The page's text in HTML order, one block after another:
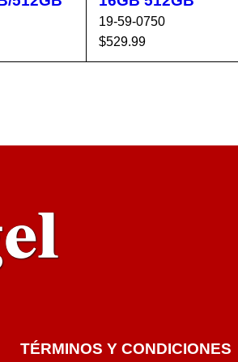
VISTA
19-59-0750
$529.99
AÑADIR AL CA
VISTA
TÉRMINOS Y CONDICIONES